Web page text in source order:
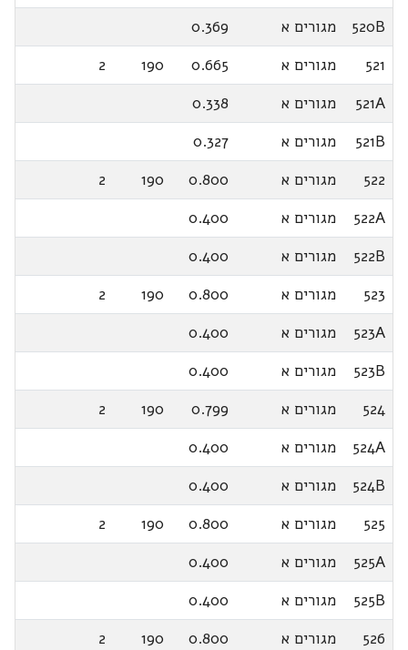
520B
מגורים א
0.369
521
מגורים א 0.665
190
2
521A
מגורים א
0.338
521B
מגורים א
0.327
522
מגורים א 0.800
190
2
522A
מגורים א
0.400
522B
מגורים א
0.400
523
מגורים א 0.800
190
2
523A
מגורים א
0.400
523B
מגורים א
0.400
524
מגורים א 0.799
190
2
524A
מגורים א
0.400
524B
מגורים א
0.400
525
מגורים א 0.800
190
2
525A
מגורים א
0.400
525B
מגורים א
0.400
526
מגורים א 0.800
190
2